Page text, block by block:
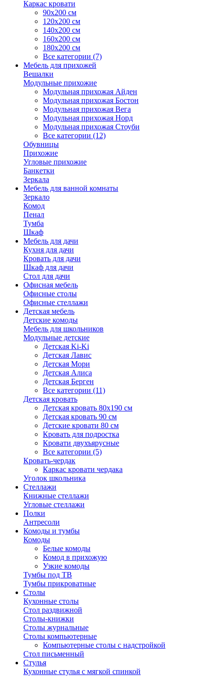
Каркас кровати
90х200 см
120х200 см
140х200 см
160х200 см
180х200 см
Все категории (7)
Мебель для прихожей
Вешалки
Модульные прихожие
Модульная прихожая Айден
Модульная прихожая Бостон
Модульная прихожая Вега
Модульная прихожая Норд
Модульная прихожая Стоуби
Все категории (12)
Обувницы
Прихожие
Угловые прихожие
Банкетки
Зеркала
Мебель для ванной комнаты
Зеркало
Комод
Пенал
Тумба
Шкаф
Мебель для дачи
Кухня для дачи
Кровать для дачи
Шкаф для дачи
Стол для дачи
Офисная мебель
Офисные столы
Офисные стеллажи
Детская мебель
Детские комоды
Мебель для школьников
Модульные детские
Детская Ki-Ki
Детская Лавис
Детская Мори
Детская Алиса
Детская Берген
Все категории (11)
Детская кровать
Детская кровать 80х190 см
Детская кровать 90 см
Детские кровати 80 см
Кровать для подростка
Кровати двухъярусные
Все категории (5)
Кровать-чердак
Каркас кровати чердака
Уголок школьника
Стеллажи
Книжные стеллажи
Угловые стеллажи
Полки
Антресоли
Комоды и тумбы
Комоды
Белые комоды
Комод в прихожую
Узкие комоды
Тумбы под ТВ
Тумбы прикроватные
Столы
Кухонные столы
Стол раздвижной
Столы-книжки
Столы журнальные
Столы компьютерные
Компьютерные столы с надстройкой
Стол письменный
Стулья
Кухонные стулья с мягкой спинкой